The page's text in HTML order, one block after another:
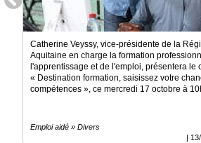
Catherine Veyssy, vice-présidente de la
Aquitaine en charge la formation
l'apprentissage et de l'emploi, présentera le
« Destination formation, saisissez votre
compétences », ce mercredi 17 octobre à
Emploi aidé » Divers